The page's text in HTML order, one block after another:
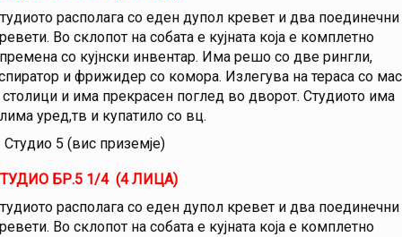
располага со еден дупол кревет и два поединечни
Во склопот на собата е кујната која е комплетно
со кујнски инвентар. Има решо со две рингли,
и фрижидер со комора. Излегува на тераса со
столици и има прекрасен поглед во дворот. Студиото има
уред,тв и купатило со вц.
Студио 5 (вис призeмје)
БР.5 1/4 (4 ЛИЦА)
располага со еден дупол кревет и два поединечни
Во склопот на собата е кујната која е комплетно